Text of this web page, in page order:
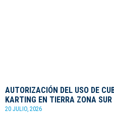
AUTORIZACIÓN DEL USO DE
KARTING EN TIERRA ZONA
20 JULIO, 2026